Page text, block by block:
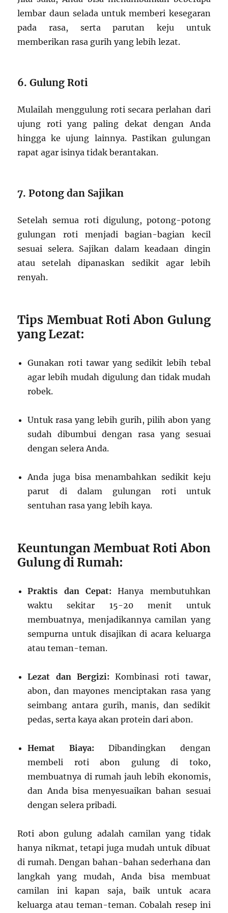
lembar daun selada untuk memberi kesegaran
pada rasa, serta parutan keju untuk
memberikan rasa gurih yang lebih lezat.
6. Gulung Roti
Mulailah menggulung roti secara perlahan dari
ujung roti yang paling dekat dengan Anda
hingga ke ujung lainnya. Pastikan gulungan
rapat agar isinya tidak berantakan.
7. Potong dan Sajikan
Setelah semua roti digulung, potong-potong
gulungan roti menjadi bagian-bagian kecil
sesuai selera. Sajikan dalam keadaan dingin
atau setelah dipanaskan sedikit agar lebih
renyah.
Tips Membuat Roti Abon Gulung
yang Lezat:
Gunakan roti tawar yang sedikit lebih tebal
agar lebih mudah digulung dan tidak mudah
robek.
Untuk rasa yang lebih gurih, pilih abon yang
sudah dibumbui dengan rasa yang sesuai
dengan selera Anda.
Anda juga bisa menambahkan sedikit keju
parut di dalam gulungan roti untuk
sentuhan rasa yang lebih kaya.
Keuntungan Membuat Roti Abon
Gulung di Rumah:
Praktis dan Cepat: Hanya membutuhkan
waktu sekitar 15-20 menit untuk
membuatnya, menjadikannya camilan yang
sempurna untuk disajikan di acara keluarga
atau teman-teman.
Lezat dan Bergizi: Kombinasi roti tawar,
abon, dan mayones menciptakan rasa yang
seimbang antara gurih, manis, dan sedikit
pedas, serta kaya akan protein dari abon.
Hemat Biaya: Dibandingkan dengan
membeli roti abon gulung di toko,
membuatnya di rumah jauh lebih ekonomis,
dan Anda bisa menyesuaikan bahan sesuai
dengan selera pribadi.
Roti abon gulung adalah camilan yang tidak
hanya nikmat, tetapi juga mudah untuk dibuat
di rumah. Dengan bahan-bahan sederhana dan
langkah yang mudah, Anda bisa membuat
camilan ini kapan saja, baik untuk acara
keluarga atau teman-teman. Cobalah resep ini